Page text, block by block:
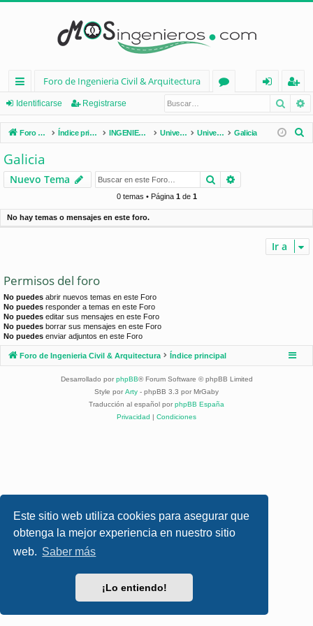
Este sitio web utiliza cookies para asegurar que
obtenga la mejor experiencia en nuestro sitio
web. Saber más
¡Lo entiendo!
nl
ac
es
rá
pi
d
Foro de Ingenieria Civil & Arquitectura
os
nt
ifi
e
eg
ist
ra
Identificarse Registrarse
Foro de Ingenieria Civil & Arquitectura Índice principal INGENIERÍA CIVIL (España) Universidades de España Universidades por Comunidades Galicia
r
Galicia
Nuevo Tema Buscar
0 temas • Página 1de 1
No hay temas o mensajes en este foro.
Ir a
Permisos del foro
No puedes abrir nuevos temas en este Foro
No puedes responder a temas en este Foro
No puedes editar sus mensajes en este Foro
No puedes borrar sus mensajes en este Foro
No puedes enviar adjuntos en este Foro
Foro de Ingenieria Civil & Arquitectura Índice principal
Desarrollado por phpBB® Forum Software © phpBB Limited
Style por Arty - phpBB 3.3 por MrGaby
Traducción al español por phpBB España
Privacidad | Condiciones